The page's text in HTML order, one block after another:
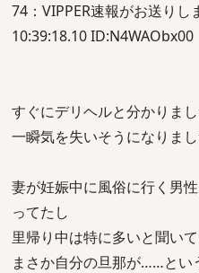
74：VIPPER速報がお送り
10:39:18.10 ID:N4WAObx00
すぐにデリヘルと分かりまし
一瞬気を失いそうになりまし
妻が妊娠中に風俗に行く男
ってたし
里帰り中は特に多いと聞い
まさか自分の旦那が……とい